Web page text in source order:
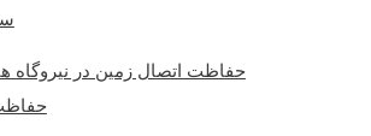
حفاظت اتصال زمین در نیروگاه